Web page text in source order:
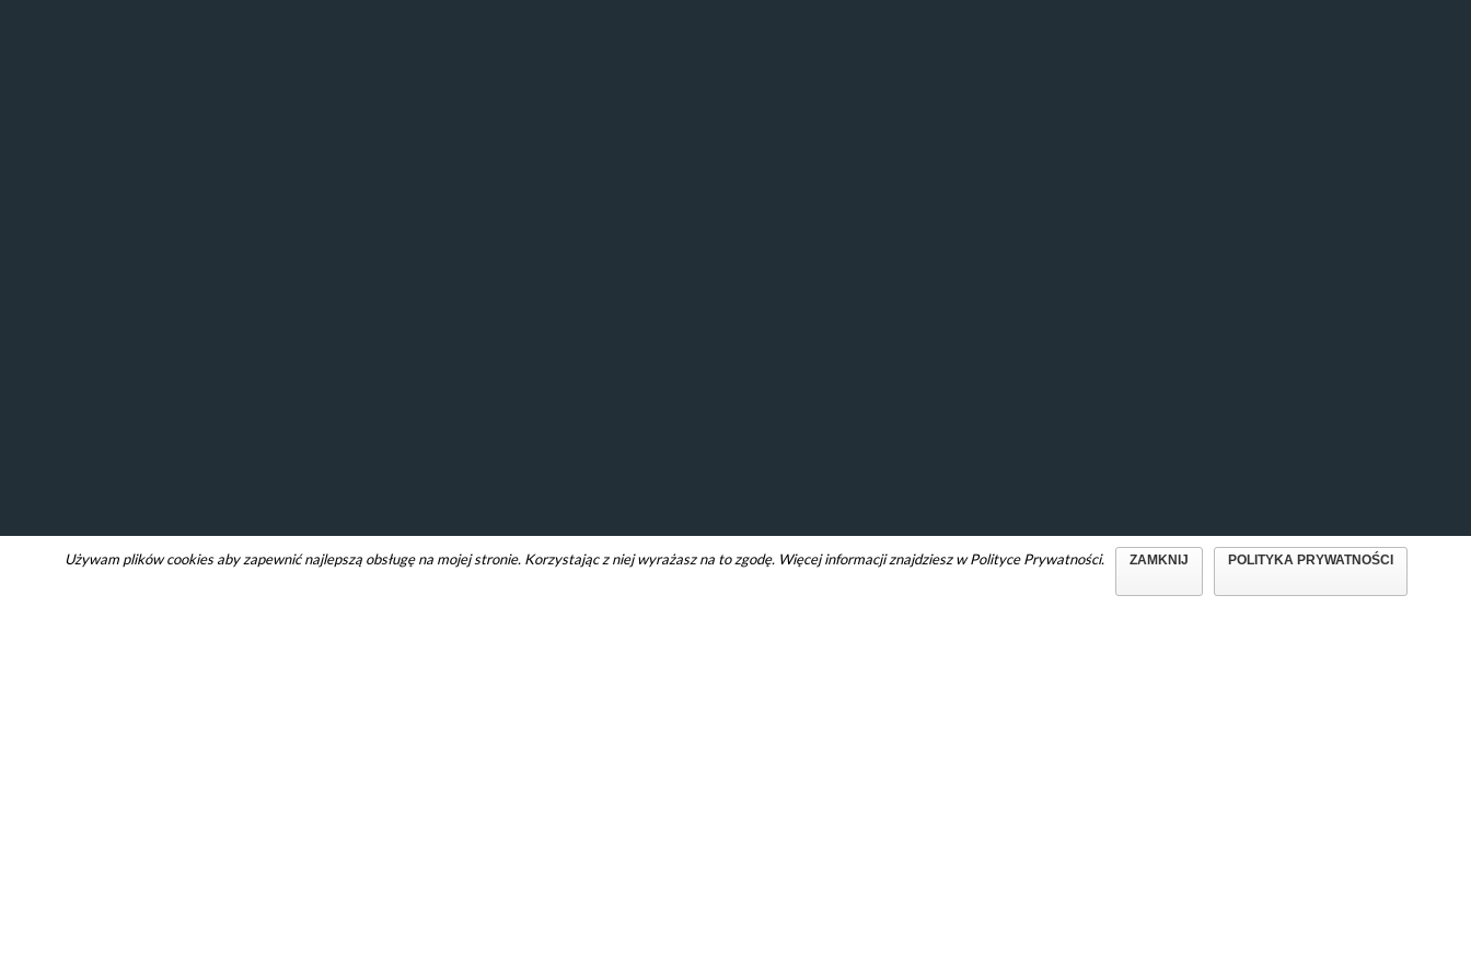
Używam plików cookies aby zapewnić najlepszą obsługę na mojej stronie. Korzystając z niej wyrażasz na to zgodę. Więcej informacji znajdziesz w Polityce Prywatności. ZAMKNIJ POLITYKA PRYWATNOŚCI